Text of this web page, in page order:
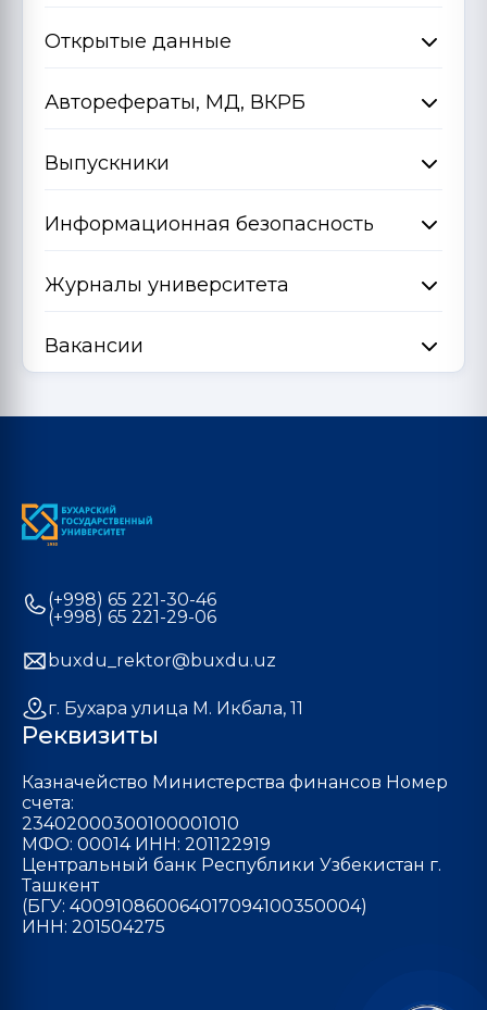
Открытые данные
Авторефераты, МД, ВКРБ
Выпускники
Информационная безопасность
Журналы университета
Вакансии
(+998) 65 221-30-46
(+998) 65 221-29-06
buxdu_rektor@buxdu.uz
г. Бухара улица М. Икбала, 11
Реквизиты
Казначейство Министерства финансов Номер
счета:
23402000300100001010
МФО: 00014 ИНН: 201122919
Центральный банк Республики Узбекистан г.
Ташкент
(БГУ: 400910860064017094100350004)
ИНН: 201504275